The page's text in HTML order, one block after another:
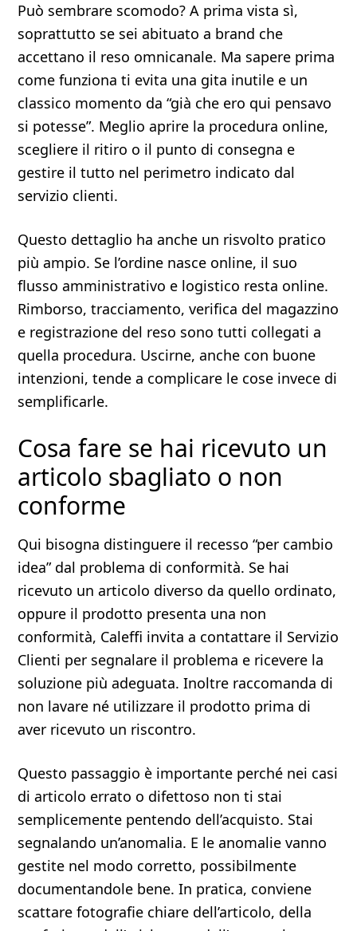
Può sembrare scomodo? A prima vista sì,
soprattutto se sei abituato a brand che
accettano il reso omnicanale. Ma sapere prima
come funziona ti evita una gita inutile e un
classico momento da “già che ero qui pensavo
si potesse”. Meglio aprire la procedura online,
scegliere il ritiro o il punto di consegna e
gestire il tutto nel perimetro indicato dal
servizio clienti.
Questo dettaglio ha anche un risvolto pratico
più ampio. Se l’ordine nasce online, il suo
flusso amministrativo e logistico resta online.
Rimborso, tracciamento, verifica del magazzino
e registrazione del reso sono tutti collegati a
quella procedura. Uscirne, anche con buone
intenzioni, tende a complicare le cose invece di
semplificarle.
Cosa fare se hai ricevuto un
articolo sbagliato o non
conforme
Qui bisogna distinguere il recesso “per cambio
idea” dal problema di conformità. Se hai
ricevuto un articolo diverso da quello ordinato,
oppure il prodotto presenta una non
conformità, Caleffi invita a contattare il Servizio
Clienti per segnalare il problema e ricevere la
soluzione più adeguata. Inoltre raccomanda di
non lavare né utilizzare il prodotto prima di
aver ricevuto un riscontro.
Questo passaggio è importante perché nei casi
di articolo errato o difettoso non ti stai
semplicemente pentendo dell’acquisto. Stai
segnalando un’anomalia. E le anomalie vanno
gestite nel modo corretto, possibilmente
documentandole bene. In pratica, conviene
scattare fotografie chiare dell’articolo, della